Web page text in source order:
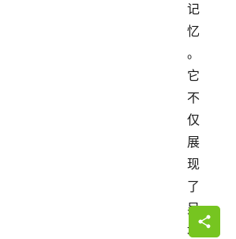
记
忆
。
它
不
仅
展
现
了
吴
地